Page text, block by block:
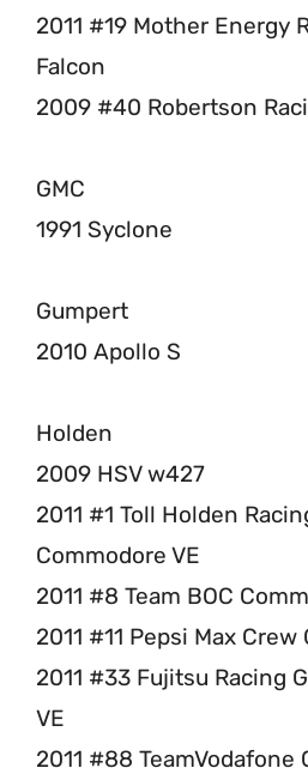
2011 #19 Mother Energy
Falcon
2009 #40 Robertson
GMC
1991 Syclone
Gumpert
2010 Apollo S
Holden
2009 HSV w427
2011 #1 Toll Holden
Commodore VE
2011 #8 Team BOC
2011 #11 Pepsi Max
2011 #33 Fujitsu Racing
VE
2011 #88 TeamVodafone